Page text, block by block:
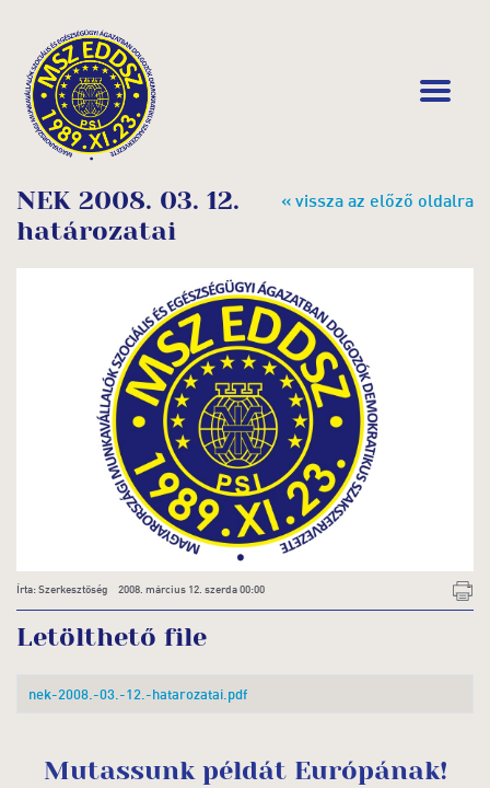
« vissza az előző oldalra
NEK 2008. 03. 12.
határozatai
Írta: Szerkesztőség 2008. március 12. szerda 00:00
Letölthető file
nek-2008.-03.-12.-hatarozatai.pdf
Mutassunk példát Európának!